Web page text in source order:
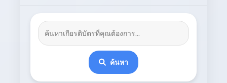
ค้นหา